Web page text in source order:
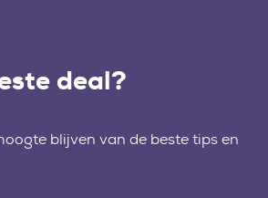
deal?
blijven van de beste tips en